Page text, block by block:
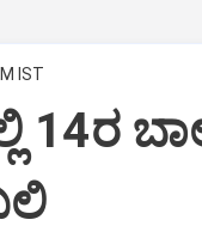
IST
14ರ